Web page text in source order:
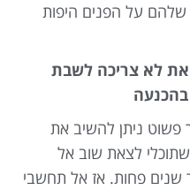
שלהם על הפנים היפות
לא צריכה לשבת
פשוט ניתן להשיב את
שתוכלי לצאת שוב אל
פחות. אז אל תחשבי